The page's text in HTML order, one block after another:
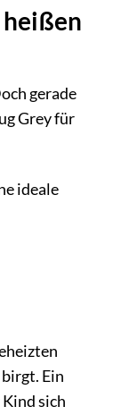
heißen
gerade
Grey für
ideale
Ein
sich